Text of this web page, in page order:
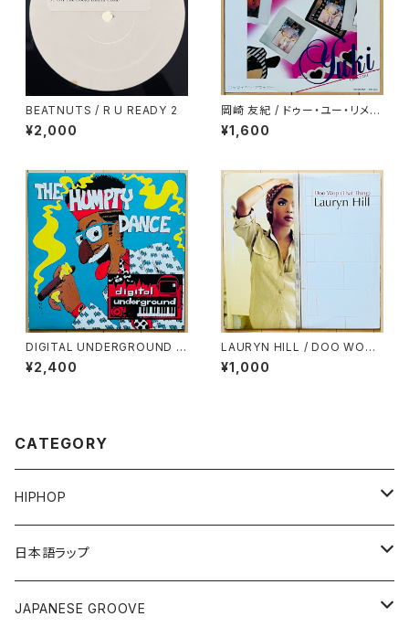
BEATNUTS / R U READY 2
¥2,000
岡崎 友紀 / ドゥー・ユー・リメン
バー・ミー
¥1,600
DIGITAL UNDERGROUND /
THE HUMPTY DANCE
¥2,400
LAURYN HILL / DOO WOP
(THAT THING)
¥1,000
CATEGORY
HIPHOP
12"/7"
80'S OLD SCHOOL
LP
日本語ラップ
12"/7"
JAPANESE GROOVE